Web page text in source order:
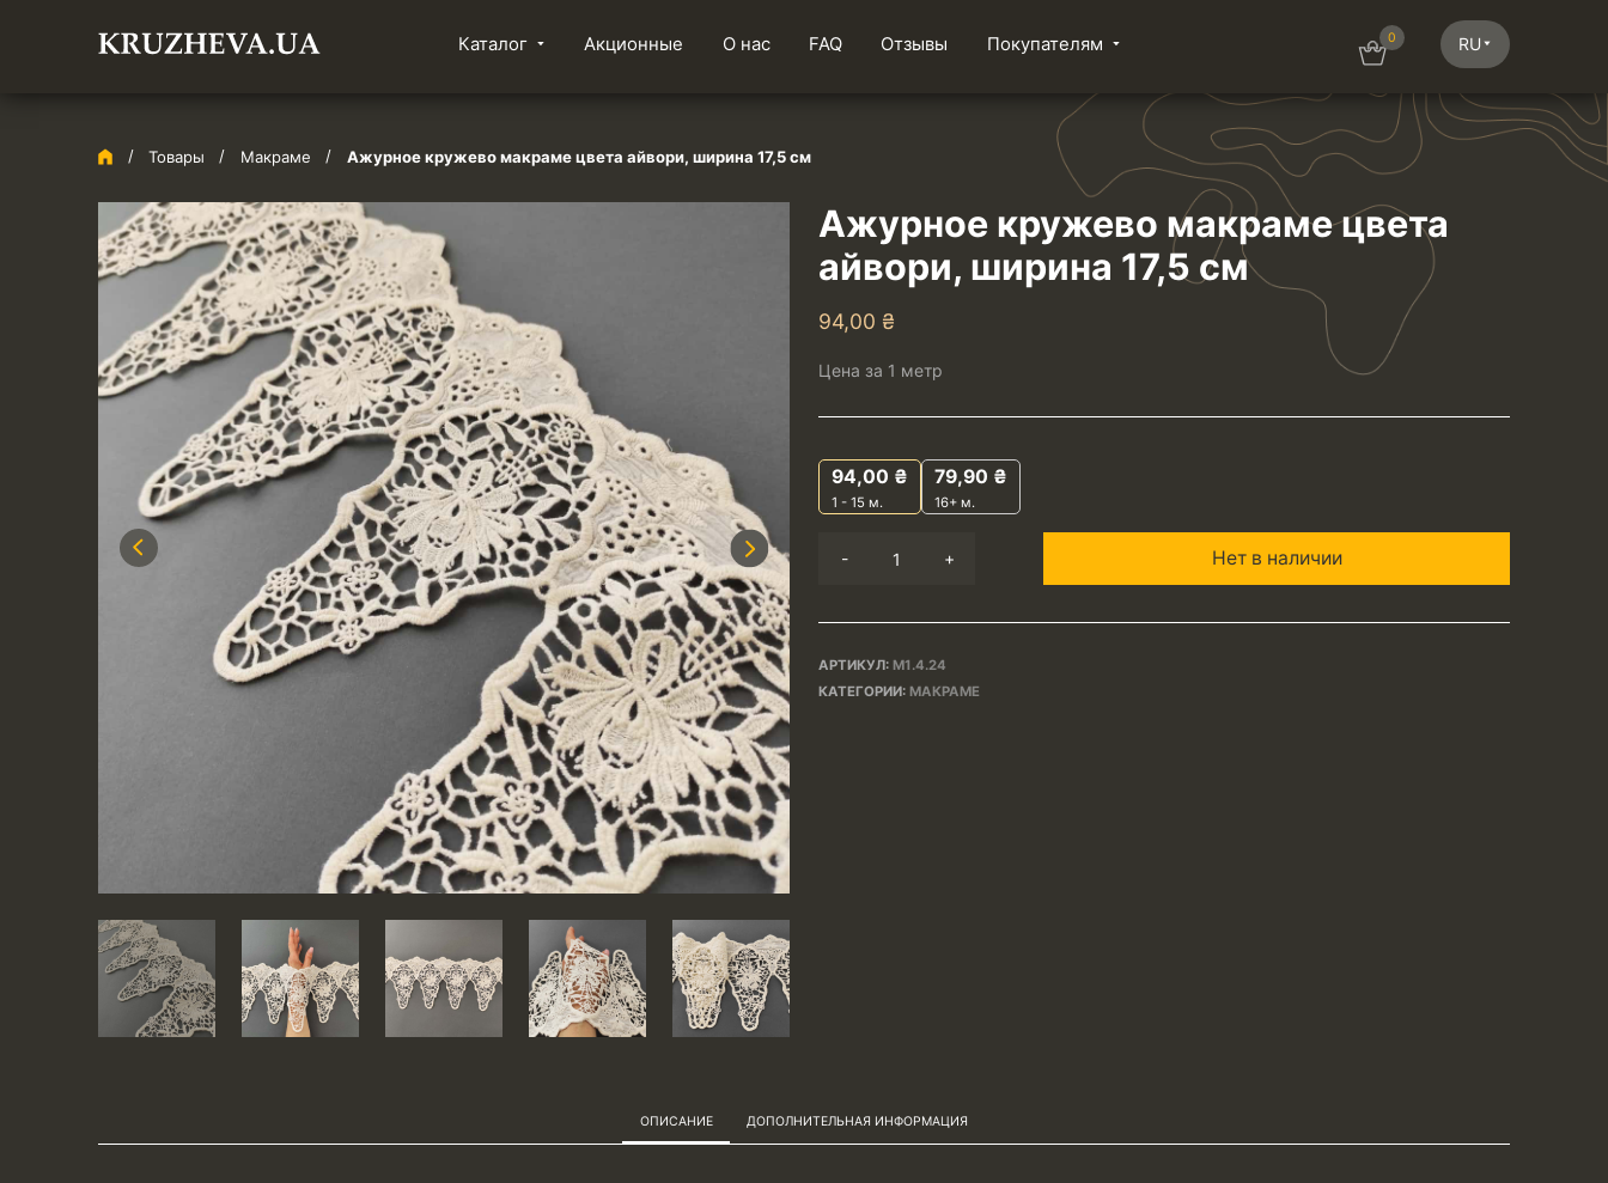
Каталог Акционные О нас FAQ Отзывы Покупателям 0 RU
Товары Макраме Ажурное кружево макраме цвета айвори, ширина 17,5 см
Previous Next
Ажурное кружево макраме цвета
айвори, ширина 17,5 см
94,00 ₴
Цена за 1 метр
94,00 ₴
1 - 15 м.
79,90 ₴
16+ м.
- + Нет в наличии
АРТИКУЛ: М1.4.24
КАТЕГОРИИ: МАКРАМЕ
ОПИСАНИЕ ДОПОЛНИТЕЛЬНАЯ ИНФОРМАЦИЯ